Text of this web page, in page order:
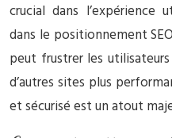
crucial dans l’expérience
dans le positionnement
peut frustrer les
d’autres sites plus
et sécurisé est un atout